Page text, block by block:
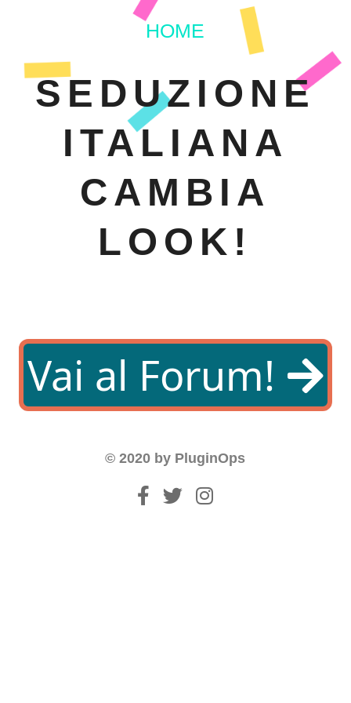
HOME
SEDUZIONE
ITALIANA
CAMBIA
LOOK!
Vai al Forum!
© 2020 by PluginOps